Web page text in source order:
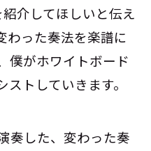
介してほしいと伝え
わった奏法を楽譜に
僕がホワイトボード
トしていきます。
奏した、変わった奏